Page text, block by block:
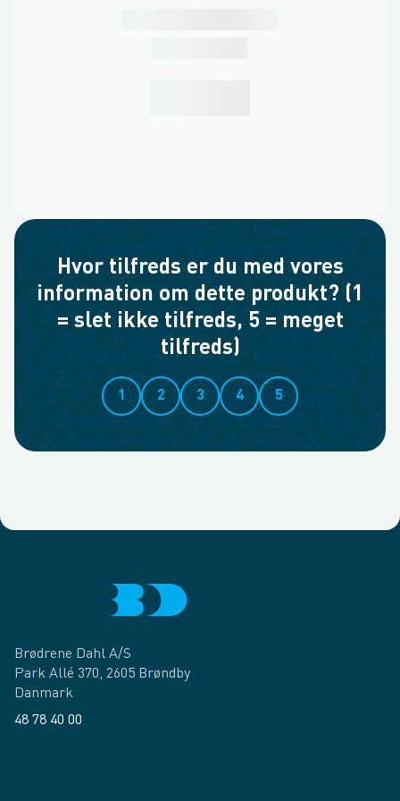
Hvor tilfreds er du med vores
information om dette produkt? (1
= slet ikke tilfreds, 5 = meget
tilfreds)
1 2 3 4 5
Brødrene Dahl A/S
Park Allé 370, 2605 Brøndby
Danmark
48 78 40 00